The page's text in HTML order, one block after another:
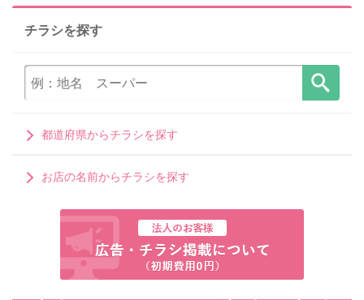
チラシを探す
都道府県からチラシを探す
お店の名前からチラシを探す